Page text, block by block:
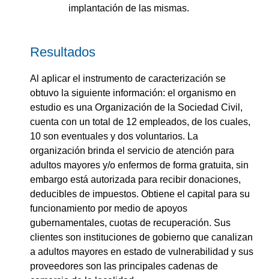
implantación de las mismas.
Resultados
Al aplicar el instrumento de caracterización se
obtuvo la siguiente información: el organismo en
estudio es una Organización de la Sociedad Civil,
cuenta con un total de 12 empleados, de los cuales,
10 son eventuales y dos voluntarios. La
organización brinda el servicio de atención para
adultos mayores y/o enfermos de forma gratuita, sin
embargo está autorizada para recibir donaciones,
deducibles de impuestos. Obtiene el capital para su
funcionamiento por medio de apoyos
gubernamentales, cuotas de recuperación. Sus
clientes son instituciones de gobierno que canalizan
a adultos mayores en estado de vulnerabilidad y sus
proveedores son las principales cadenas de